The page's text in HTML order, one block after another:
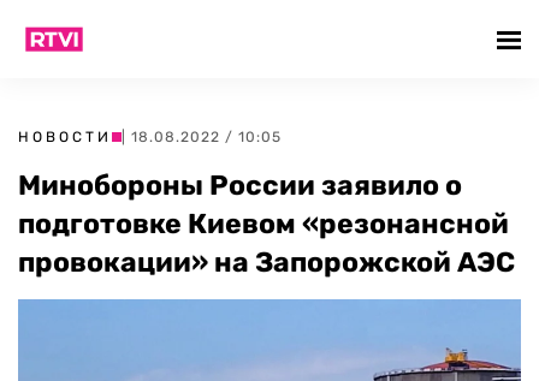
НОВОСТИ | 18.08.2022 / 10:05
Минобороны России заявило о
подготовке Киевом «резонансной
провокации» на Запорожской АЭС